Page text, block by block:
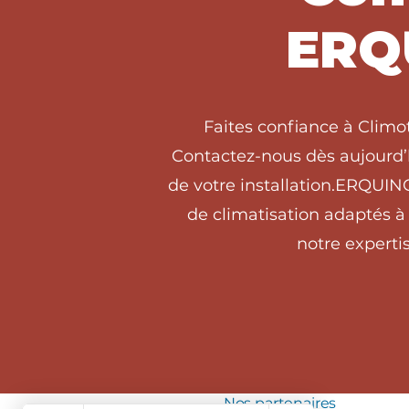
Faites confiance à
Contactez-nous dès
de votre
de climatisation adaptés à
notre
Nos partenaires